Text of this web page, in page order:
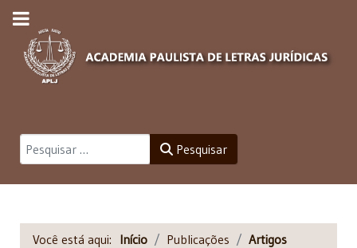
Pesquisar Pesquisar
Você está aqui: Início Publicações
Artigos